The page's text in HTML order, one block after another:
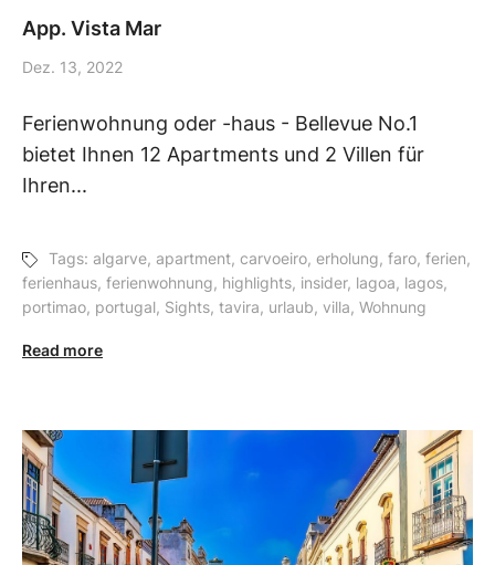
App. Vista Mar
Dez. 13, 2022
Ferienwohnung oder -haus - Bellevue No.1
bietet Ihnen 12 Apartments und 2 Villen für
Ihren...
Tags: algarve, apartment, carvoeiro, erholung, faro, ferien,
ferienhaus, ferienwohnung, highlights, insider, lagoa, lagos,
portimao, portugal, Sights, tavira, urlaub, villa, Wohnung
Read more